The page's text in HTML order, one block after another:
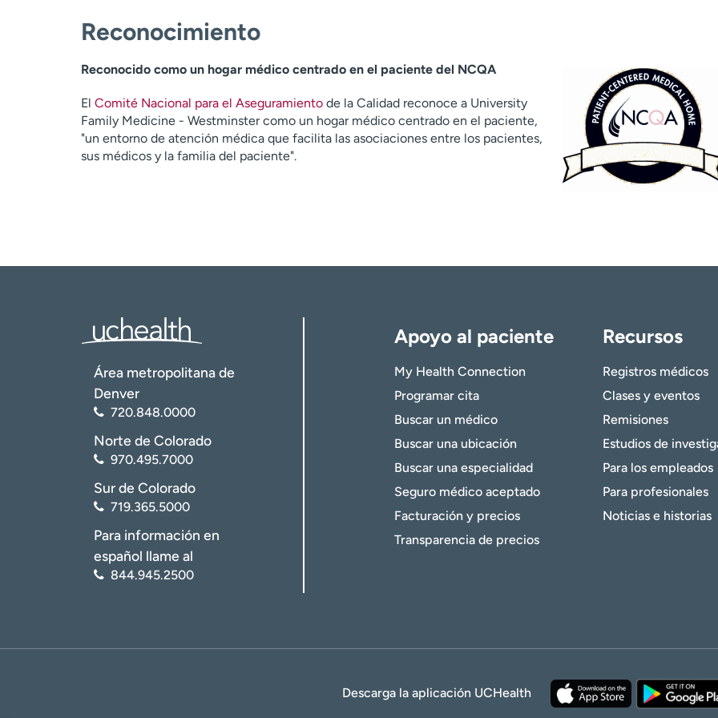
Reconocimiento
Reconocido como un hogar médico centrado en el paciente del NCQA
El Comité Nacional para el Aseguramientode la Calidad reconoce a University
Family Medicine - Westminster como un hogar médico centrado en el paciente,
"un entorno de atención médica que facilita las asociaciones entre los pacientes,
sus médicos y la familia del paciente".
Área metropolitana de
Denver
720.848.0000
Norte de Colorado
970.495.7000
Sur de Colorado
719.365.5000
Para información en
español llame al
844.945.2500
Apoyo al paciente
My Health Connection
Programar cita
Buscar un médico
Buscar una ubicación
Buscar una especialidad
Seguro médico aceptado
Facturación y precios
Transparencia de precios
Recursos
Registros médicos
Clases y eventos
Remisiones
Estudios de
Para los empleados
Para profesionales
Noticias e historias
Descarga la aplicación UCHealth